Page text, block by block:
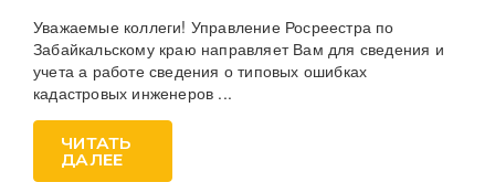
Уважаемые коллеги! Управление Росреестра по
Забайкальскому краю направляет Вам для сведения и
учета а работе сведения о типовых ошибках
кадастровых инженеров ...
ЧИТАТЬ
ДАЛЕЕ